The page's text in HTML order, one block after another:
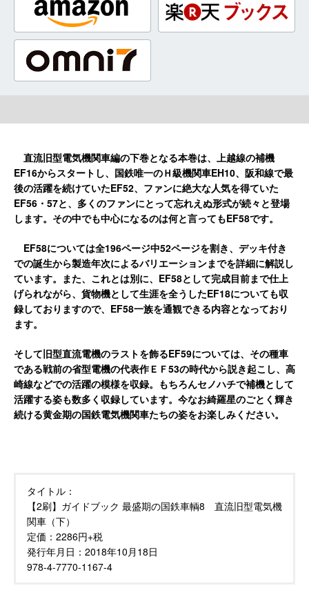
直流旧型電気機関車編の下巻となる本巻は、上越線の補機
EF16からスタートし、国鉄唯一のＨ級機関車EH10、 阪和線で最
後の活躍を続けていたEF52、 ファンに絶大な人気を得ていた
EF56 ・ 57と、多くのファンにとって忘れえぬ形式が続々と登場
します。 その中でも中心になるのは何と言ってもEF58です。
EF58については全196ページ中52ページを割き、デッキ付き
での誕生から製造年次によるバリエーションまでを詳細に解説し
ています。また、これとは別に、 EF58として完成目前まで仕上
げられながら、貨物機として生涯を全うしたEF18についても収
録しておりますので、 EF58一族を通観できる内容となっており
ます。
そして旧型直流電機のラストを飾るEF59については、その種車
である戦前の省型電機の代表作ＥＦ53の時代から説き起こし、高
崎線などでの活躍の模様を収録。もちろんセノハチで補機として
活躍する姿も数多く収録しています。 今なお綺羅星のごとく輝き
続ける黄金期の国鉄電気機関車たちの姿をお楽しみください。
タイトル：
【2刷】ガイドブック 最盛期の国鉄車輌8 直流旧型電気機
関車（下）
定価： 2286円+税
発行年月日： 2018年10月18日
978-4-7770-1167-4